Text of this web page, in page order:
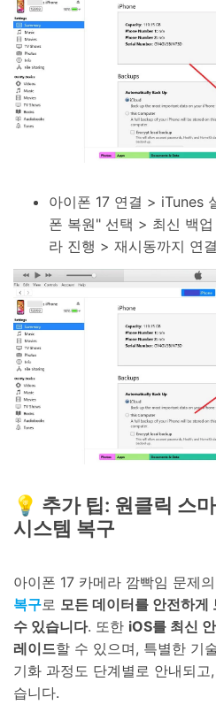
아이폰 17 연결 > iTunes
폰 복원" 선택 > 최신 백
라 진행 > 재시동까지 연
💡 추가 팁: 원클릭 스
시스템 복구
아이폰 17 카메라 깜빡임 문제
복구로 모든 데이터를 안전하게
수 있습니다. 또한 iOS를 최신
레이드할 수 있으며, 특별한 기
기화 과정도 단계별로 안내되
습니다.